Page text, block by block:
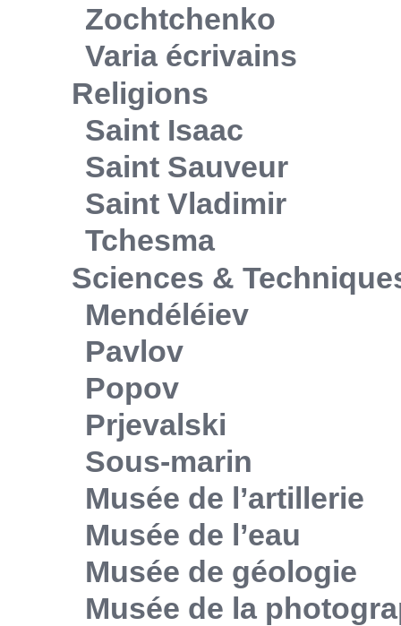
Zochtchenko
Varia écrivains
Religions
Saint Isaac
Saint Sauveur
Saint Vladimir
Tchesma
Sciences &
Mendéléiev
Pavlov
Popov
Prjevalski
Sous-marin
Musée de l’artillerie
Musée de l’eau
Musée de géologie
Musée de la